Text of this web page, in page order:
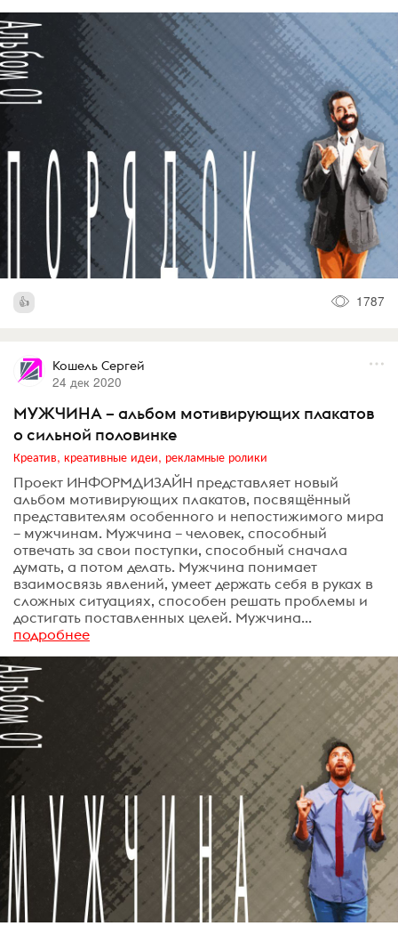
1787
Кошель Сергей
24 дек 2020
МУЖЧИНА – альбом мотивирующих плакатов
о сильной половинке
Креатив, креативные идеи, рекламные ролики
Проект ИНФОРМДИЗАЙН представляет новый
альбом мотивирующих плакатов, посвящённый
представителям особенного и непостижимого мира
– мужчинам. Мужчина – человек, способный
отвечать за свои поступки, способный сначала
думать, а потом делать. Мужчина понимает
взаимосвязь явлений, умеет держать себя в руках в
сложных ситуациях, способен решать проблемы и
достигать поставленных целей. Мужчина...
подробнее